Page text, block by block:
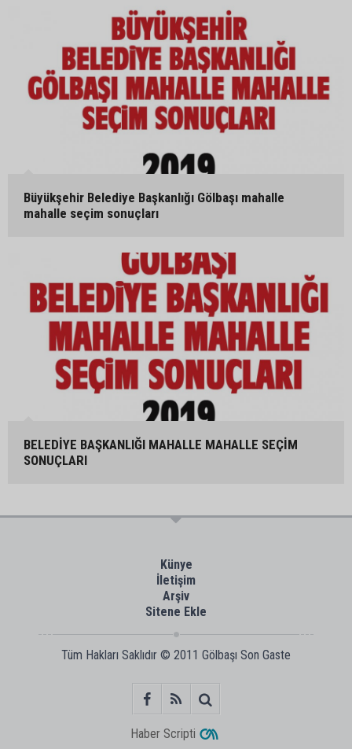
Büyükşehir Belediye Başkanlığı Gölbaşı mahalle
mahalle seçim sonuçları
BELEDİYE BAŞKANLIĞI MAHALLE MAHALLE SEÇİM
SONUÇLARI
Künye
İletişim
Arşiv
Sitene Ekle
Tüm Hakları Saklıdır © 2011 Gölbaşı Son Gaste
Haber Scripti